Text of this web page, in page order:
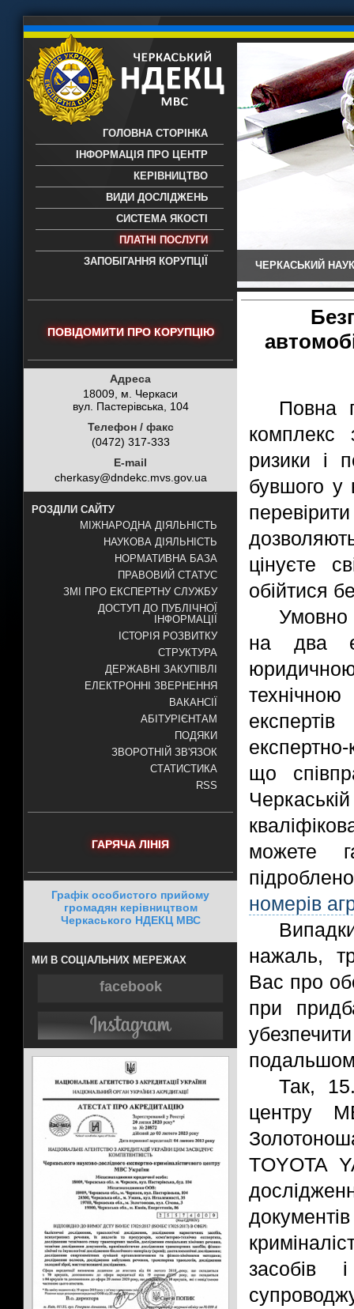
науково-дослідний експертно-
- проведення всих видів судових
експертиз
ГОЛОВНА СТОРІНКА
ІНФОРМАЦІЯ ПРО ЦЕНТР
КЕРІВНИЦТВО
ВИДИ ДОСЛІДЖЕНЬ
СИСТЕМА ЯКОСТІ
ПЛАТНІ ПОСЛУГИ
ЗАПОБІГАННЯ КОРУПЦІЇ
ЧЕРКАСЬКИЙ
ПОВІДОМИТИ ПРО КОРУПЦІЮ
Адреса
18009, м. Черкаси
вул. Пастерівська, 104
Телефон / факс
(0472) 317-333
E-mail
cherkasy@dndekc.mvs.gov.ua
РОЗДІЛИ САЙТУ
МІЖНАРОДНА ДІЯЛЬНІСТЬ
НАУКОВА ДІЯЛЬНІСТЬ
НОРМАТИВНА БАЗА
ПРАВОВИЙ СТАТУС
ЗМІ ПРО ЕКСПЕРТНУ СЛУЖБУ
ДОСТУП ДО ПУБЛІЧНОЇ
ІНФОРМАЦІЇ
ІСТОРІЯ РОЗВИТКУ
СТРУКТУРА
ДЕРЖАВНІ ЗАКУПІВЛІ
ЕЛЕКТРОННІ ЗВЕРНЕННЯ
ВАКАНСІЇ
АБІТУРІЄНТАМ
ПОДЯКИ
ЗВОРОТНІЙ ЗВ'ЯЗОК
СТАТИСТИКА
RSS
ГАРЯЧА ЛІНІЯ
Графік особистого прийому
громадян керівництвом
Черкаського НДЕКЦ МВС
МИ В СОЦІАЛЬНИХ МЕРЕЖАХ
facebook
Повна
комплекс
ризики і
бувшого у
цінуєте
обійтися
Умовно
на два
що
можете
номерів
нажаль,
Вас про
при
Так,
центру
TOYOTA
засобів